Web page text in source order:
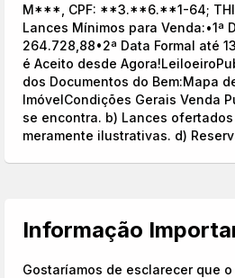
M***, CPF: **3.**6.**1-64;
Lances Mínimos para Venda:•1ª
264.728,88•2ª Data Formal até
é Aceito desde
dos Documentos do Bem:Mapa
ImóvelCondições Gerais Venda
se encontra. b) Lances
meramente ilustrativas. d)
Informação
Gostaríamos de esclarecer que